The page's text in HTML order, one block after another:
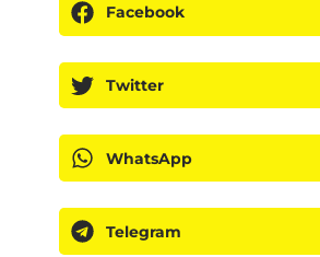
Facebook
Twitter
WhatsApp
Telegram